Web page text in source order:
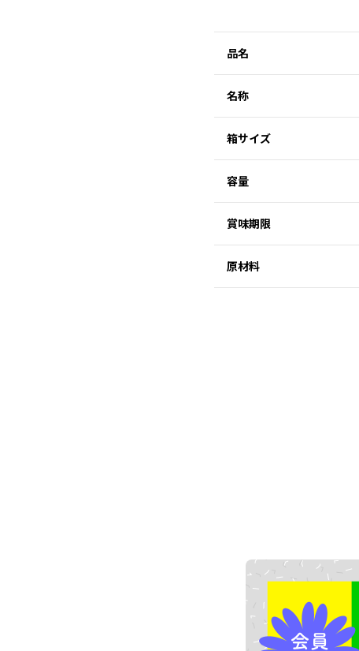
品名
名称
箱サイズ
容量
賞味期限
原材料